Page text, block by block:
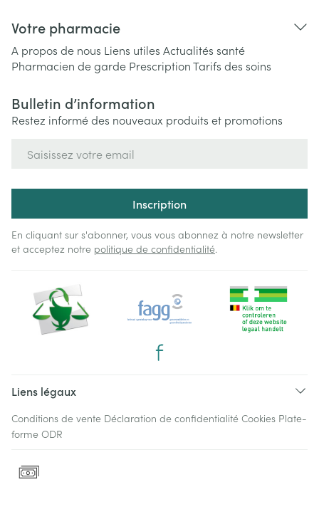
Votre pharmacie
A propos de nous Liens utiles Actualités santé
Pharmacien de garde PrescriptionTarifs des soins
Bulletin d’information
Restez informé des nouveaux produits et promotions
Inscription
En cliquant sur s'abonner, vous vous abonnez à notre newsletter
et acceptez notre politique de confidentialité.
Liens légaux
Conditions de vente Déclaration de confidentialité Cookies Plate-
forme ODR